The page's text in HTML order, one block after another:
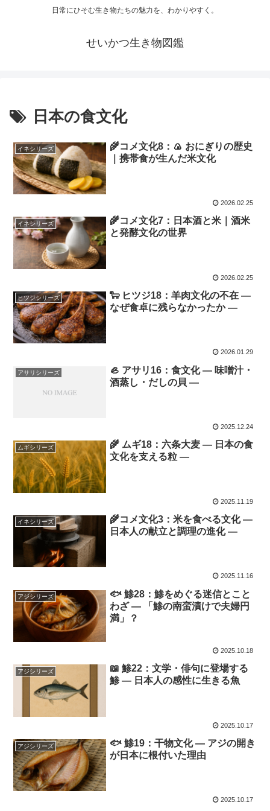
日常にひそむ生き物たちの魅力を、わかりやすく。
せいかつ生き物図鑑
日本の食文化
イネシリーズ
🌾コメ文化8：🍙 おにぎりの歴史
｜携帯食が生んだ米文化
2026.02.25
イネシリーズ
🌾コメ文化7：日本酒と米｜酒米
と発酵文化の世界
2026.02.25
ヒツジシリーズ
🐑 ヒツジ18：羊肉文化の不在 ―
なぜ食卓に残らなかったか ―
2026.01.29
アサリシリーズ
🦪 アサリ16：食文化 ― 味噌汁・
酒蒸し・だしの貝 ―
2025.12.24
ムギシリーズ
🌾 ムギ18：六条大麦 ― 日本の食
文化を支える粒 ―
2025.11.19
イネシリーズ
🌾コメ文化3：米を食べる文化 ―
日本人の献立と調理の進化 ―
2025.11.16
アジシリーズ
🐟 鯵28：鯵をめぐる迷信とこと
わざ ― 「鯵の南蛮漬けで夫婦円
満」？
2025.10.18
アジシリーズ
📖 鯵22：文学・俳句に登場する
鯵 ― 日本人の感性に生きる魚
2025.10.17
アジシリーズ
🐟 鯵19：干物文化 ― アジの開き
が日本に根付いた理由
2025.10.17